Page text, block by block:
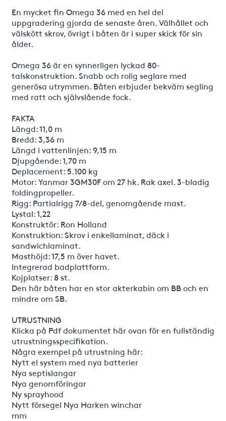
En mycket fin Omega 36 med en hel del
uppgradering gjorda de senaste åren. Välhållet och
välskött skrov, övrigt i båten är i super skick för sin
ålder.
Omega 36 är en synnerligen lyckad 80-
talskonstruktion. Snabb och rolig seglare med
generösa utrymmen. Båten erbjuder bekväm segling
med ratt och självslående fock.
FAKTA
Längd: 11,0 m
Bredd: 3,36 m
Längd i vattenlinjen: 9,15 m
Djupgående: 1,70 m
Deplacement: 5.100 kg
Motor: Yanmar 3GM30F om 27 hk. Rak axel. 3-bladig
foldingpropeller.
Rigg: Partialrigg 7/8-del, genomgående mast.
Lystal: 1,22
Konstruktör: Ron Holland
Konstruktion: Skrov i enkellaminat, däck i
sandwichlaminat.
Masthöjd: 17,5 m över havet.
Integrerad badplattform.
Kojplatser: 8 st.
Den här båten har en stor akterkabin om BB och en
mindre om SB.
UTRUSTNING
Klicka på Pdf dokumentet här ovan för en fullständig
utrustningsspecifikation.
Några exempel på utrustning här:
Nytt el system med nya batterier
Nya septislangar
Nya genomföringar
Ny sprayhood
Nytt försegel Nya Harken winchar
mm